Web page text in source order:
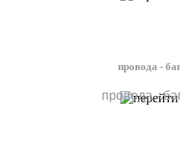
провода -
провода -